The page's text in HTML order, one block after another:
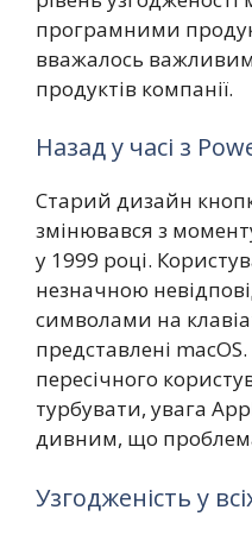
програмними
вважалось
продуктів компанії.
Назад у часі з
Старий дизайн
змінювався з
у 1999 році.
незначною
символами на
представлені
пересічного
турбувати, увага
дивним, що
Узгодженість у